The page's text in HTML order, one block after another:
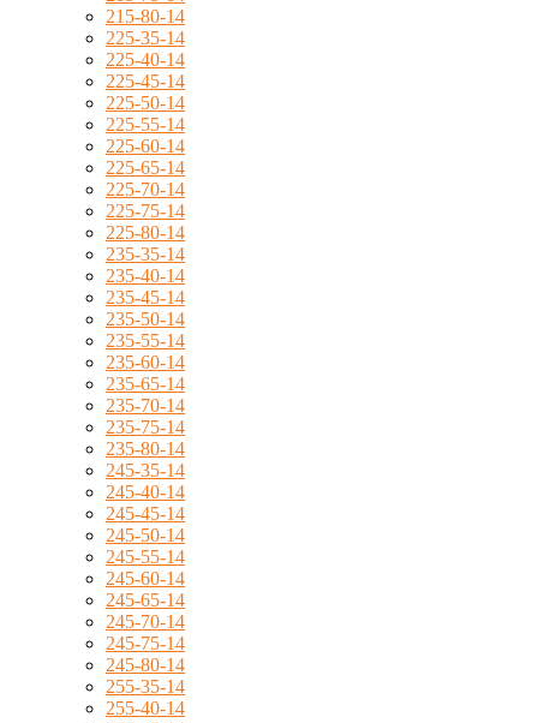
215-80-14
225-35-14
225-40-14
225-45-14
225-50-14
225-55-14
225-60-14
225-65-14
225-70-14
225-75-14
225-80-14
235-35-14
235-40-14
235-45-14
235-50-14
235-55-14
235-60-14
235-65-14
235-70-14
235-75-14
235-80-14
245-35-14
245-40-14
245-45-14
245-50-14
245-55-14
245-60-14
245-65-14
245-70-14
245-75-14
245-80-14
255-35-14
255-40-14